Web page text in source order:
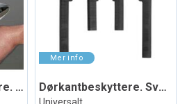
Dørhåndtakbeskyttere. Folie. PPF Dørkantbeskyttere. Svart. Myk plast
Universalt